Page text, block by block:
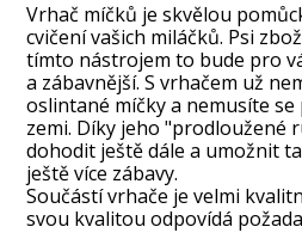
Vrhač míčků je skvělou
cvičení vašich miláčků. Psi
tímto nástrojem to bude pro
a zábavnější. S vrhačem už
oslintané míčky a nemusíte
zemi. Díky jeho "prodloužené
dohodit ještě dále a umožnit
ještě více zábavy.
Součástí vrhače je velmi
svou kvalitou odpovídá